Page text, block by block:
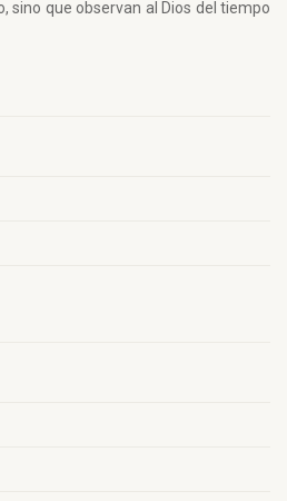
sino que observan al Dios del tiempo